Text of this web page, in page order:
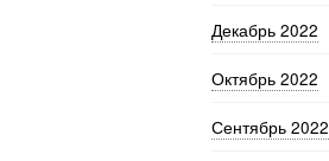
Декабрь 2022
Октябрь 2022
Сентябрь 2022